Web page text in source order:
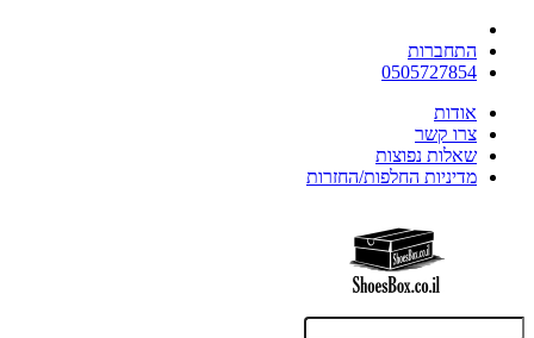
התחברות
0505727854
אודות
צרו קשר
שאלות נפוצות
מדיניות החלפות/החזרות